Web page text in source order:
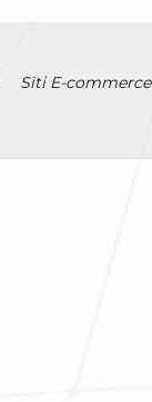
Siti E-commerce